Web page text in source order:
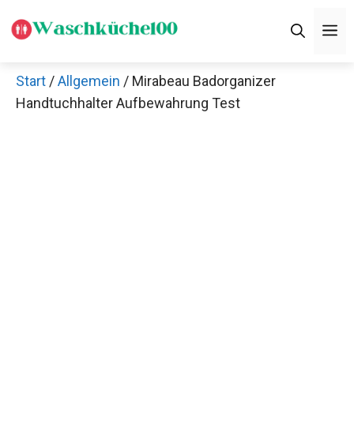
Inhalt
Start /Allgemein / Mirabeau Badorganizer
Handtuchhalter Aufbewahrung Test